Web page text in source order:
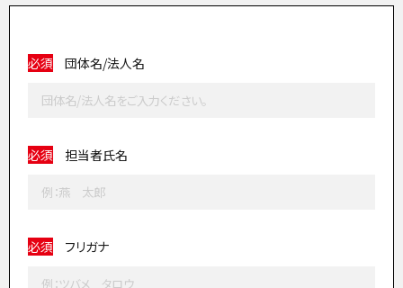
必須 団体名/法人名
必須 担当者氏名
必須 フリガナ